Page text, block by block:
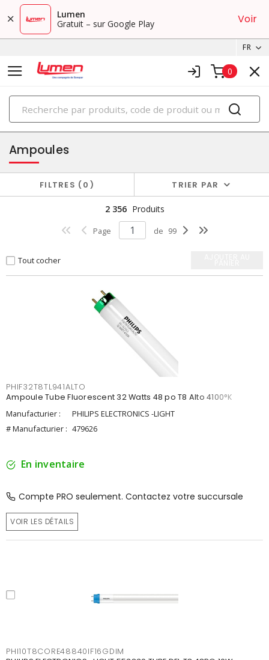
Lumen
Gratuit – sur Google Play
Voir
FR
0
PRODUITS
éclairage
Ampoules
FILTRES 0 TRIER PAR
2 356 Produits
Page de 99
Tout cocher
PHIF32T8TL941ALTO
Ampoule Tube Fluorescent 32 Watts 48 po T8 Alto 4100°K
Manufacturier :
PHILIPS ELECTRONICS -LIGHT
# Manufacturier : 479626
En inventaire
Compte PRO seulement. Contactez votre succursale
VOIR LES DÉTAILS
PHI10T8CORE48840IF16GDIM